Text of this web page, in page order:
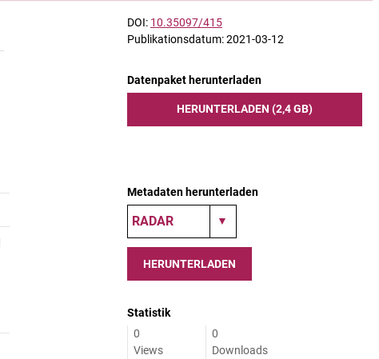
DOI: 10.35097/415
Publikationsdatum: 2021-03-12
Datenpaket herunterladen
HERUNTERLADEN (2,4 GB)
Metadaten herunterladen
HERUNTERLADEN
Statistik
0
Views
0
Downloads